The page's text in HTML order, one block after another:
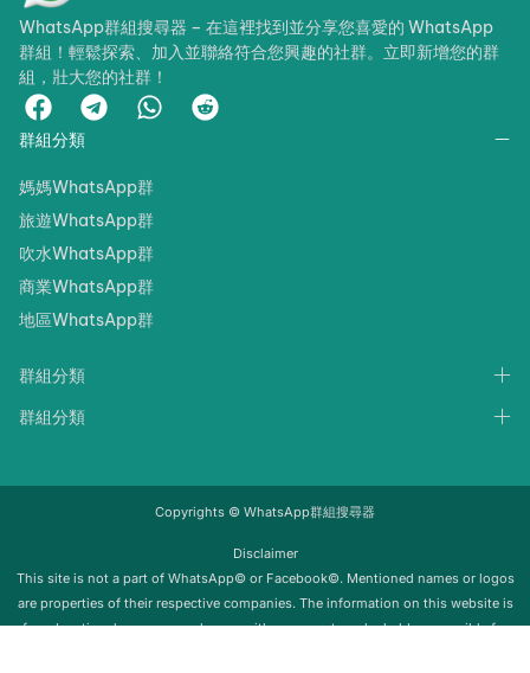
WhatsApp群組搜尋器 – 在這裡找到並分享您喜愛的 WhatsApp
群組！輕鬆探索、加入並聯絡符合您興趣的社群。立即新增您的群
組，壯大您的社群！
群組分類
媽媽WhatsApp群
旅遊WhatsApp群
吹水WhatsApp群
商業WhatsApp群
地區WhatsApp群
群組分類
群組分類
Copyrights © WhatsApp群組搜尋器
Disclaimer
‍‍This site is not a part of WhatsApp© or Facebook©. Mentioned names or logos
are properties of their respective companies. The information on this website is
for educational purposes only; we neither support nor be held responsible for